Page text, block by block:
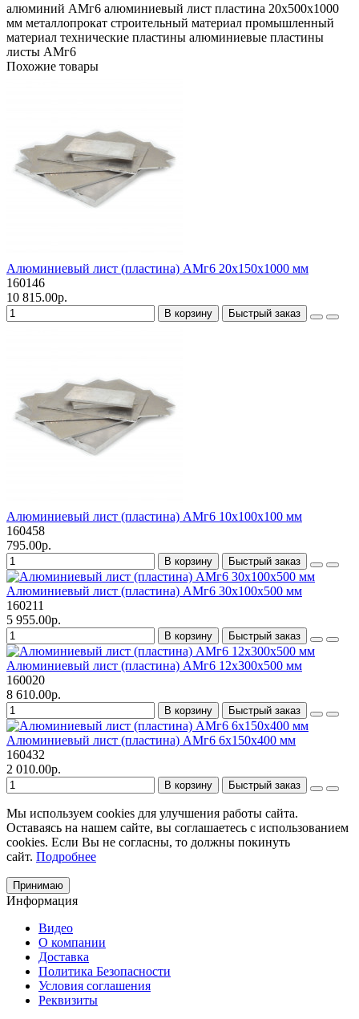
алюминий АМг6 алюминиевый лист пластина 20х500х1000
мм металлопрокат строительный материал промышленный
материал технические пластины алюминиевые пластины
листы АМг6
Похожие товары
Алюминиевый лист (пластина) АМг6 20х150х1000 мм
160146
10 815.00р.
В корзину Быстрый заказ
Алюминиевый лист (пластина) АМг6 10х100х100 мм
160458
795.00р.
В корзину Быстрый заказ
Алюминиевый лист (пластина) АМг6 30х100х500 мм
160211
5 955.00р.
В корзину Быстрый заказ
Алюминиевый лист (пластина) АМг6 12х300х500 мм
160020
8 610.00р.
В корзину Быстрый заказ
Алюминиевый лист (пластина) АМг6 6х150х400 мм
160432
2 010.00р.
В корзину Быстрый заказ
Мы используем cookies для улучшения работы сайта.
Оставаясь на нашем сайте, вы соглашаетесь с использованием
cookies. Если Вы не согласны, то должны покинуть
сайт. Подробнее
Принимаю
Информация
Видео
О компании
Доставка
Политика Безопасности
Условия соглашения
Реквизиты